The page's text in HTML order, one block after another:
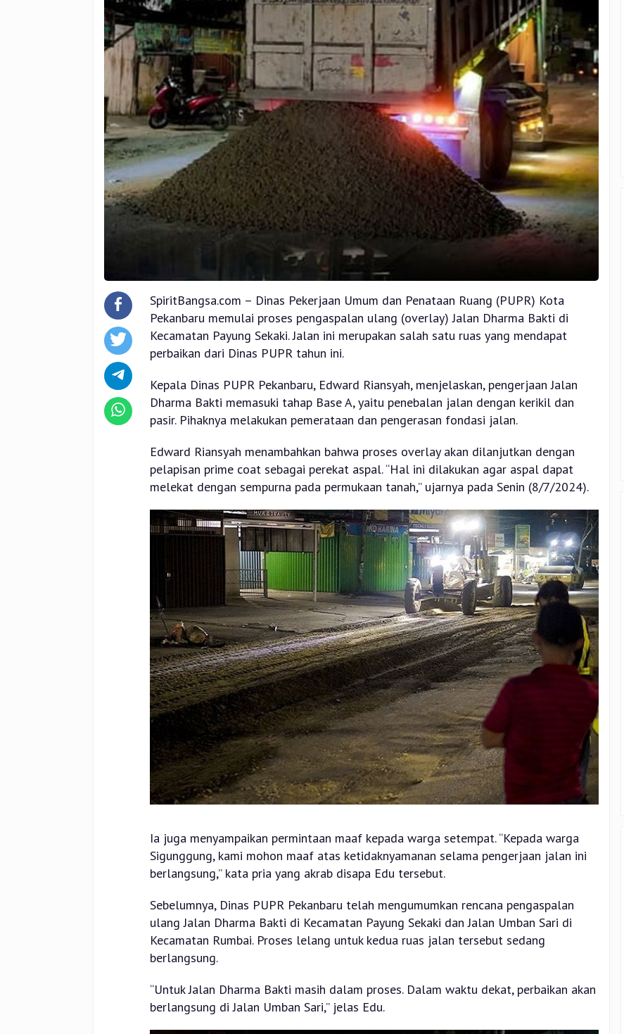
SpiritBangsa.com – Dinas Pekerjaan Umum dan Penataan Ruang (PUPR) Kota
Pekanbaru memulai proses pengaspalan ulang (overlay) Jalan Dharma Bakti di
Kecamatan Payung Sekaki. Jalan ini merupakan salah satu ruas yang mendapat
perbaikan dari Dinas PUPR tahun ini.
Kepala Dinas PUPR Pekanbaru, Edward Riansyah, menjelaskan, pengerjaan Jalan
Dharma Bakti memasuki tahap Base A, yaitu penebalan jalan dengan kerikil dan
pasir. Pihaknya melakukan pemerataan dan pengerasan fondasi jalan.
Edward Riansyah menambahkan bahwa proses overlay akan dilanjutkan dengan
pelapisan prime coat sebagai perekat aspal. “Hal ini dilakukan agar aspal dapat
melekat dengan sempurna pada permukaan tanah,” ujarnya pada Senin (8/7/2024).
Ia juga menyampaikan permintaan maaf kepada warga setempat. “Kepada warga
Sigunggung, kami mohon maaf atas ketidaknyamanan selama pengerjaan jalan ini
berlangsung,” kata pria yang akrab disapa Edu tersebut.
Sebelumnya, Dinas PUPR Pekanbaru telah mengumumkan rencana pengaspalan
ulang Jalan Dharma Bakti di Kecamatan Payung Sekaki dan Jalan Umban Sari di
Kecamatan Rumbai. Proses lelang untuk kedua ruas jalan tersebut sedang
berlangsung.
“Untuk Jalan Dharma Bakti masih dalam proses. Dalam waktu dekat, perbaikan akan
berlangsung di Jalan Umban Sari,” jelas Edu.